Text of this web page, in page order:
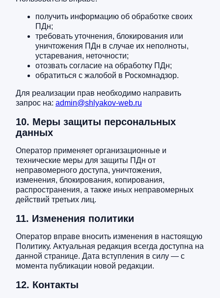
получить информацию об обработке своих
ПДн;
требовать уточнения, блокирования или
уничтожения ПДн в случае их неполноты,
устаревания, неточности;
отозвать согласие на обработку ПДн;
обратиться с жалобой в Роскомнадзор.
Для реализации прав необходимо направить
запрос на: admin@shlyakov-web.ru
10. Меры защиты персональных
данных
Оператор применяет организационные и
технические меры для защиты ПДн от
неправомерного доступа, уничтожения,
изменения, блокирования, копирования,
распространения, а также иных неправомерных
действий третьих лиц.
11. Изменения политики
Оператор вправе вносить изменения в настоящую
Политику. Актуальная редакция всегда доступна на
данной странице. Дата вступления в силу — с
момента публикации новой редакции.
12. Контакты